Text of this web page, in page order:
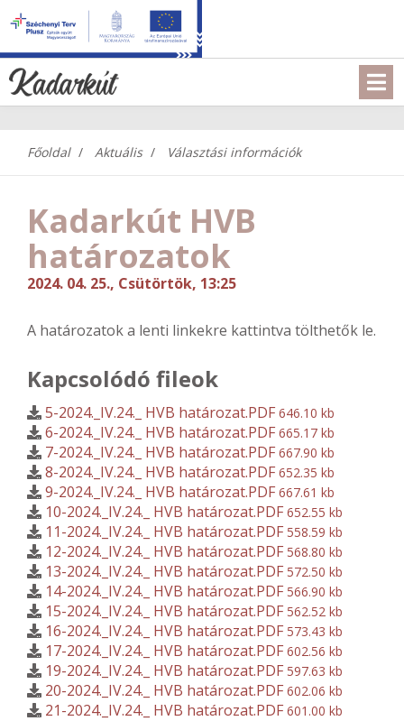
Főoldal Aktuális Választási információk
Kadarkút HVB
határozatok
2024. 04. 25., Csütörtök, 13:25
A határozatok a lenti linkekre kattintva tölthetők le.
Kapcsolódó fileok
5-2024._IV.24._ HVB határozat.PDF 646.10 kb
6-2024._IV.24._ HVB határozat.PDF 665.17 kb
7-2024._IV.24._ HVB határozat.PDF 667.90 kb
8-2024._IV.24._ HVB határozat.PDF 652.35 kb
9-2024._IV.24._ HVB határozat.PDF 667.61 kb
10-2024._IV.24._ HVB határozat.PDF 652.55 kb
11-2024._IV.24._ HVB határozat.PDF 558.59 kb
12-2024._IV.24._ HVB határozat.PDF 568.80 kb
13-2024._IV.24._ HVB határozat.PDF 572.50 kb
14-2024._IV.24._ HVB határozat.PDF 566.90 kb
15-2024._IV.24._ HVB határozat.PDF 562.52 kb
16-2024._IV.24._ HVB határozat.PDF 573.43 kb
17-2024._IV.24._ HVB határozat.PDF 602.56 kb
19-2024._IV.24._ HVB határozat.PDF 597.63 kb
20-2024._IV.24._ HVB határozat.PDF 602.06 kb
21-2024._IV.24._ HVB határozat.PDF 601.00 kb